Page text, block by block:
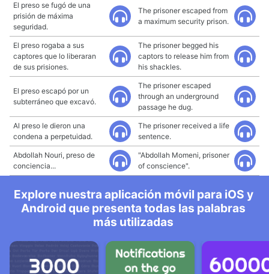
El preso se fugó de una
prisión de máxima
seguridad.
The prisoner escaped from
a maximum security prison.
El preso rogaba a sus
captores que lo liberaran
de sus prisiones.
The prisoner begged his
captors to release him from
his shackles.
El preso escapó por un
subterráneo que excavó.
The prisoner escaped
through an underground
passage he dug.
Al preso le dieron una
condena a perpetuidad.
The prisoner received a life
sentence.
Abdollah Nouri, preso de
conciencia...
"Abdollah Momeni, prisoner
of conscience".
Explore nuestra aplicación móvil para iOS y
Android que presenta todas las palabras
más utilizadas